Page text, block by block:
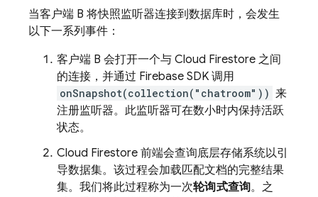
当客户端 B 将快照监听器连接到数据库时，会发生
以下一系列事件：
客户端 B 会打开一个与 Cloud Firestore 之间
的连接，并通过 Firebase SDK 调用
onSnapshot(collection("chatroom")) 来
注册监听器。此监听器可在数小时内保持活跃
状态。
Cloud Firestore 前端会查询底层存储系统以引
导数据集。该过程会加载匹配文档的完整结果
集。我们将此过程称为一次轮询式查询。之